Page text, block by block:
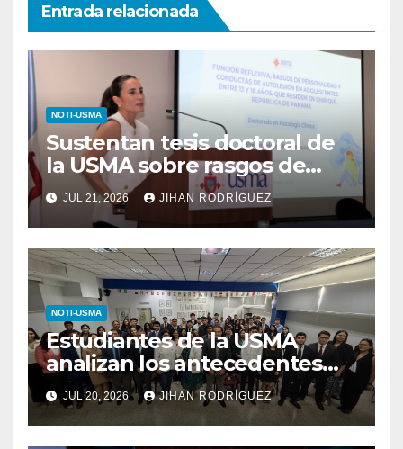
Entrada relacionada
NOTI-USMA
Sustentan tesis doctoral de
la USMA sobre rasgos de
personalidad y conductas de
autolesión en adolescentes
JUL 21, 2026 JIHAN RODRÍGUEZ
NOTI-USMA
Estudiantes de la USMA
analizan los antecedentes
del Derecho Romano junto a
diputada invitada
JUL 20, 2026 JIHAN RODRÍGUEZ